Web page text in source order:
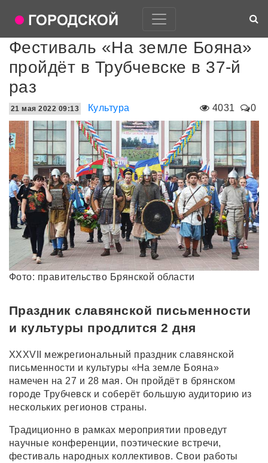
Фестиваль «На земле Бояна»
пройдёт в Трубчевске в 37-й
раз
4031 0
21 мая 2022 09:13 Культура
Фото: правительство Брянской области
Праздник славянской письменности
и культуры продлится 2 дня
XXXVII межрегиональный праздник славянской
письменности и культуры «На земле Бояна»
намечен на 27 и 28 мая. Он пройдёт в брянском
городе Трубчевск и соберёт большую аудиторию из
нескольких регионов страны.
Традиционно в рамках мероприятии проведут
научные конференции, поэтические встречи,
фестиваль народных коллективов. Свои работы